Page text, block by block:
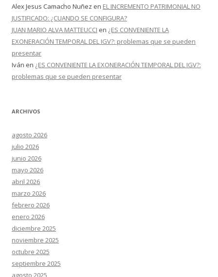
Alex Jesus Camacho Nuñez en EL INCREMENTO PATRIMONIAL NO
JUSTIFICADO: ¿CUANDO SE CONFIGURA?
JUAN MARIO ALVA MATTEUCCI en ¿ES CONVENIENTE LA
EXONERACIÓN TEMPORAL DEL IGV?: problemas que se pueden
presentar
Iván en ¿ES CONVENIENTE LA EXONERACIÓN TEMPORAL DEL IGV?:
problemas que se pueden presentar
ARCHIVOS
agosto 2026
julio 2026
junio 2026
mayo 2026
abril 2026
marzo 2026
febrero 2026
enero 2026
diciembre 2025
noviembre 2025
octubre 2025
septiembre 2025
agosto 2025